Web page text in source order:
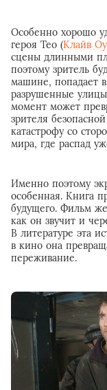
Особенно хорошо
героя Тео (Клайв
сцены длинными
поэтому зритель
машине, попадает
разрушенные
момент может
зрителя
катастрофу со
мира, где распад
Именно поэтому
особенная. Книга
будущего. Фильм
как он звучит и
В литературе эта
в кино она
переживание.